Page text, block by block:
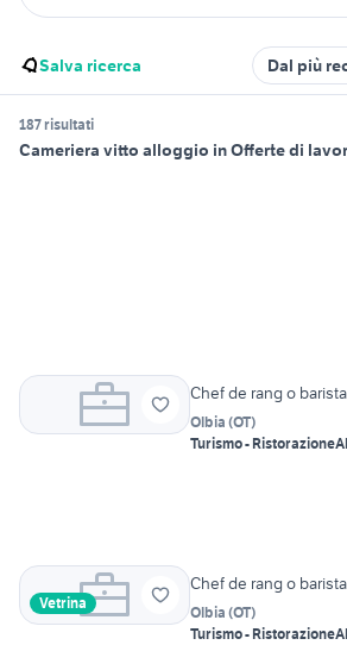
Salva ricerca Dal più
187 risultati
Cameriera vitto alloggio in Offerte di
Chef de rang o barista
Olbia (OT)
Turismo - Ristorazione
Vetrina
Chef de rang o barista
Olbia (OT)
Turismo - Ristorazione